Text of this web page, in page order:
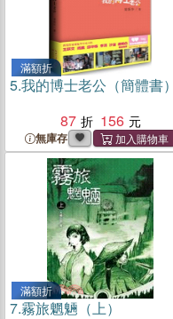
滿額折
5.我的博士老公（簡體書）
87
156
無庫存
滿額折
7.霧旅魍魎（上）